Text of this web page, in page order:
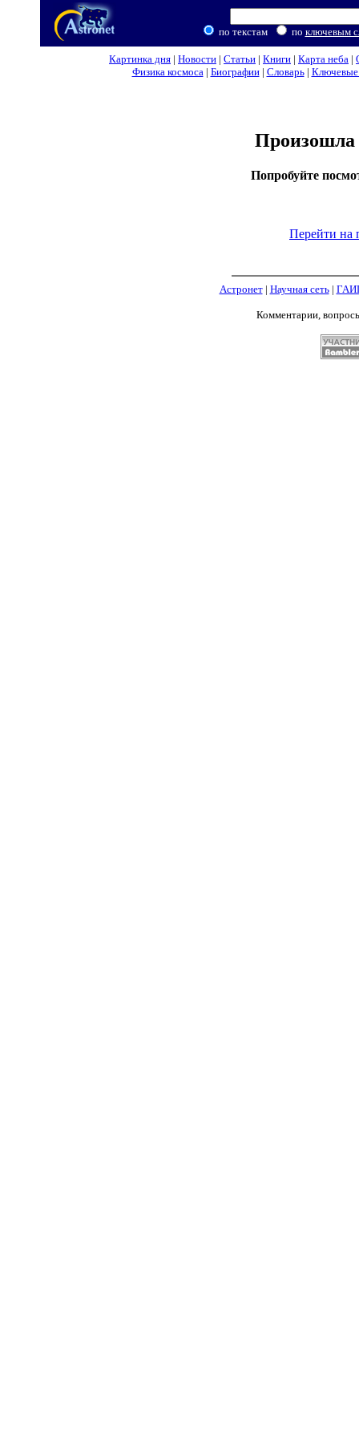
по текстам по ключевым
Картинка дня | Новости | Статьи | Книги | Карта неба |
Физика космоса| Биографии| Словарь| Ключевые
Произошла
Попробуйте
Перейти на
Астронет| Научная сеть|
Комментарии,